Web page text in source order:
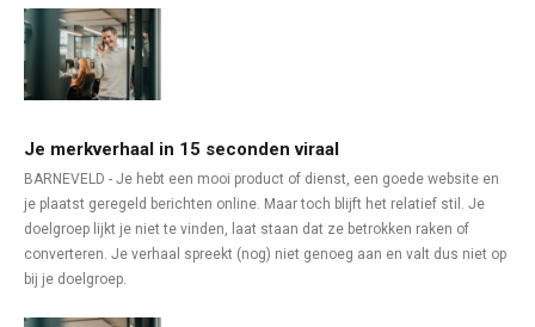
Je merkverhaal in 15 seconden viraal
BARNEVELD - Je hebt een mooi product of dienst, een goede website en
je plaatst geregeld berichten online. Maar toch blijft het relatief stil. Je
doelgroep lijkt je niet te vinden, laat staan dat ze betrokken raken of
converteren. Je verhaal spreekt (nog) niet genoeg aan en valt dus niet op
bij je doelgroep.